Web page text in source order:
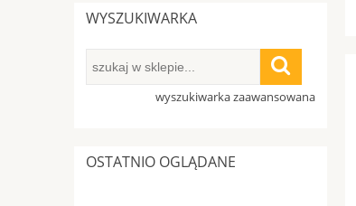
WYSZUKIWARKA
wyszukiwarka zaawansowana
OSTATNIO OGLĄDANE